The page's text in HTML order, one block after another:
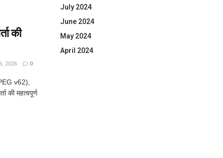
की
2026 0
v62),
की महत्वपूर्ण
July 2024
June 2024
May 2024
April 2024